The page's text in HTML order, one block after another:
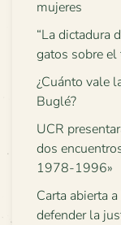
mujeres
“La dictadura
gatos sobre el
¿Cuánto vale
Buglé?
UCR
dos
1978-1996»
Carta abierta
defender la